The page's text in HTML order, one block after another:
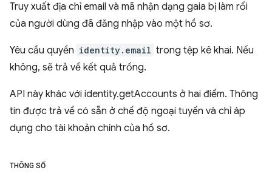
Truy xuất địa chỉ email và mã nhận dạng gaia bị làm rối
của người dùng đã đăng nhập vào một hồ sơ.
Yêu cầu quyền identity.email trong tệp kê khai. Nếu
không, sẽ trả về kết quả trống.
API này khác với identity.getAccounts ở hai điểm. Thông
tin được trả về có sẵn ở chế độ ngoại tuyến và chỉ áp
dụng cho tài khoản chính của hồ sơ.
THÔNG SỐ